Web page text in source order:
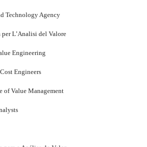
Technology Agency
L’Analisi del Valore
Engineering
Engineers
Value Management